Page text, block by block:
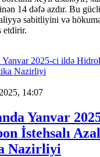
14 dəfə azdır. Bu
sabitliyini və
etdirir.
14:07
Yanvar
İstehsalı
Nazirliyi